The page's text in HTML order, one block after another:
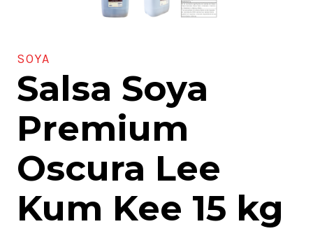
SOYA
Salsa Soya
Premium
Oscura Lee
Kum Kee 15 kg